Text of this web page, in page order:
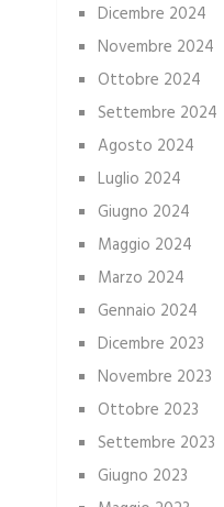
Dicembre 2024
Novembre 2024
Ottobre 2024
Settembre 2024
Agosto 2024
Luglio 2024
Giugno 2024
Maggio 2024
Marzo 2024
Gennaio 2024
Dicembre 2023
Novembre 2023
Ottobre 2023
Settembre 2023
Giugno 2023